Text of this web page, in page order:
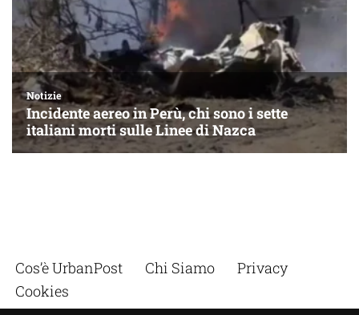
Cos’è UrbanPost Chi Siamo
Privacy
Cookies